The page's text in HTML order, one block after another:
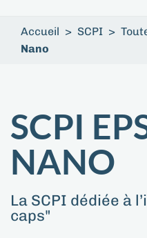
Accueil > SCPI >
Nano
SCPI
NANO
La SCPI dédiée à
caps"